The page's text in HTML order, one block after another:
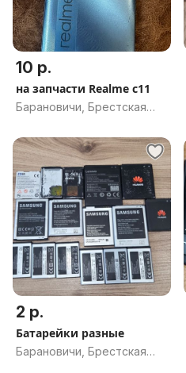
10 р.
на запчасти Realme c11
Барановичи, Брестская
2 р.
Батарейки разные
Барановичи, Брестская